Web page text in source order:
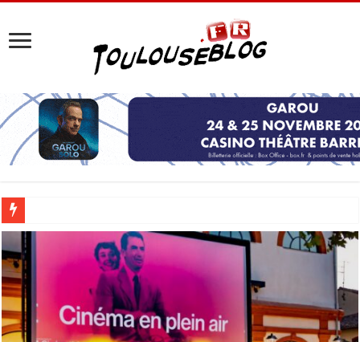
Les Nocturnes de la Cité de l’espace 2026 : l’événement incontournable de